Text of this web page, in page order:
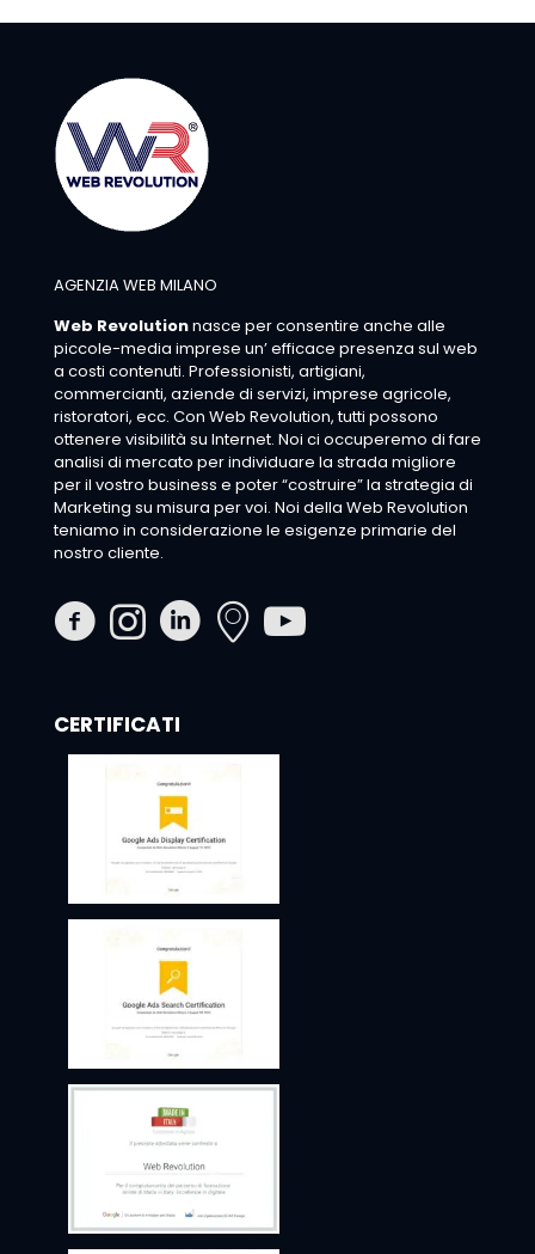
AGENZIA WEB MILANO
Web Revolutionnasce per consentire anche alle
piccole-media imprese un’ efficace presenza sul web
a costi contenuti. Professionisti, artigiani,
commercianti, aziende di servizi, imprese agricole,
ristoratori, ecc. Con Web Revolution, tutti possono
ottenere visibilità su Internet. Noi ci occuperemo di fare
analisi di mercato per individuare la strada migliore
per il vostro business e poter “costruire” la strategia di
Marketing su misura per voi. Noi della Web Revolution
teniamo in considerazione le esigenze primarie del
nostro cliente.
CERTIFICATI